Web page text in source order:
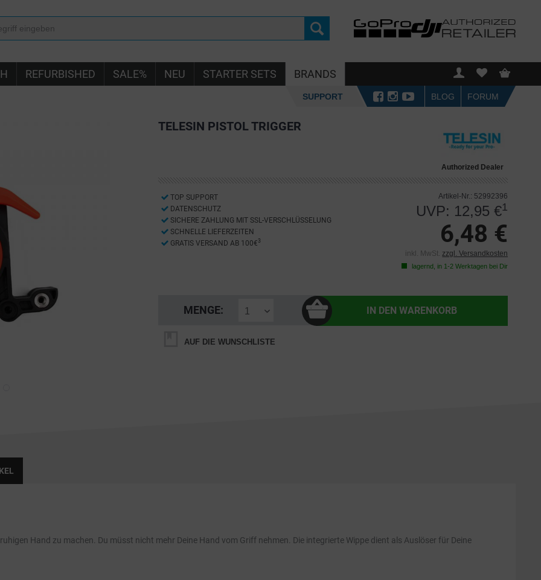
REFURBISHED SALE% NEU STARTER SETS BRANDS
SUPPORT BLOG FORUM
TELESIN PISTOL TRIGGER
Authorized Dealer
TOP SUPPORT
DATENSCHUTZ
SICHERE ZAHLUNG MIT SSL-VERSCHLÜSSELUNG
SCHNELLE LIEFERZEITEN
GRATIS VERSAND AB 100€ 3
Artikel-Nr.: 52992396
UVP: 12,95 €1
6,48 €
inkl. MwSt. zzgl. Versandkosten
lagernd, in 1-2 Werktagen bei Dir
MENGE: IN DEN WARENKORB
AUF DIE WUNSCHLISTE
Hand zu machen. Du müsst nicht mehr Deine Hand vom Griff nehmen. Die integrierte Wippe dient als Auslöser für Deine